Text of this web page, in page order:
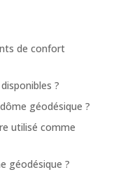
de confort
?
géodésique ?
utilisé comme
géodésique ?